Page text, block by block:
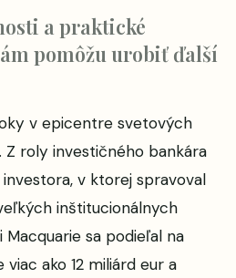
a praktické
pomôžu urobiť ďalší
v epicentre svetových
Z roly investičného bankára
v ktorej spravoval
inštitucionálnych
sa podieľal na
ako 12 miliárd eur a